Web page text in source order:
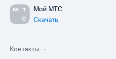
Мой МТС
Скачать
Контакты